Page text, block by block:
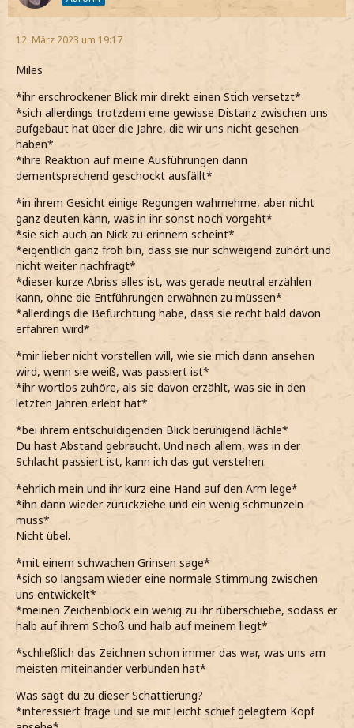
12. März 2023 um 19:17
Miles
*ihr erschrockener Blick mir direkt einen Stich versetzt*
*sich allerdings trotzdem eine gewisse Distanz zwischen uns
aufgebaut hat über die Jahre, die wir uns nicht gesehen
haben*
*ihre Reaktion auf meine Ausführungen dann
dementsprechend geschockt ausfällt*
*in ihrem Gesicht einige Regungen wahrnehme, aber nicht
ganz deuten kann, was in ihr sonst noch vorgeht*
*sie sich auch an Nick zu erinnern scheint*
*eigentlich ganz froh bin, dass sie nur schweigend zuhört und
nicht weiter nachfragt*
*dieser kurze Abriss alles ist, was gerade neutral erzählen
kann, ohne die Entführungen erwähnen zu müssen*
*allerdings die Befürchtung habe, dass sie recht bald davon
erfahren wird*
*mir lieber nicht vorstellen will, wie sie mich dann ansehen
wird, wenn sie weiß, was passiert ist*
*ihr wortlos zuhöre, als sie davon erzählt, was sie in den
letzten Jahren erlebt hat*
*bei ihrem entschuldigenden Blick beruhigend lächle*
Du hast Abstand gebraucht. Und nach allem, was in der
Schlacht passiert ist, kann ich das gut verstehen.
*ehrlich mein und ihr kurz eine Hand auf den Arm lege*
*ihn dann wieder zurückziehe und ein wenig schmunzeln
muss*
Nicht übel.
*mit einem schwachen Grinsen sage*
*sich so langsam wieder eine normale Stimmung zwischen
uns entwickelt*
*meinen Zeichenblock ein wenig zu ihr rüberschiebe, sodass er
halb auf ihrem Schoß und halb auf meinem liegt*
*schließlich das Zeichnen schon immer das war, was uns am
meisten miteinander verbunden hat*
Was sagt du zu dieser Schattierung?
*interessiert frage und sie mit leicht schief gelegtem Kopf